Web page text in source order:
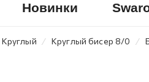
Новинки
Круглый ⁄ Круглый бисер 8/0 ⁄